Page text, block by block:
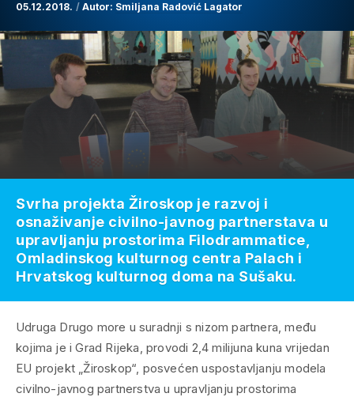
05.12.2018. Autor: Smiljana Radović Lagator
Udruga Drugo more u suradnji s nizom partnera, među
kojima je i Grad Rijeka, provodi 2,4 milijuna kuna vrijedan
EU projekt „Žiroskop“, posvećen uspostavljanju modela
civilno-javnog partnerstva u upravljanju prostorima
Svrha projekta Žiroskop je razvoj i
osnaživanje civilno-javnog partnerstava u
upravljanju prostorima Filodrammatice,
Omladinskog kulturnog centra Palach i
Hrvatskog kulturnog doma na Sušaku.